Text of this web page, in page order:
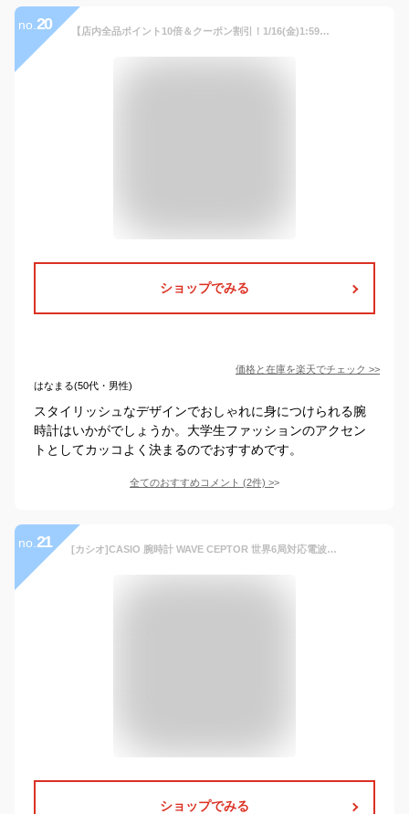
no. 20 【店内全品ポイント10倍＆クーポン割引！1/16(金)1:59迄】腕時計 メンズ クロノグラフ 1年保証 メンズ 腕時計 カレンダー クロノグラフ搭載 45mm ミディアムフェイス 腕時計 W0813 W0705 AOR-A 新生活 プレゼント
ショップでみる
価格と在庫を楽天でチェック >>
はなまる(50代・男性)
スタイリッシュなデザインでおしゃれに身につけられる腕
時計はいかがでしょうか。大学生ファッションのアクセン
トとしてカッコよく決まるのでおすすめです。
全てのおすすめコメント (2件) >
no. 21 [カシオ]CASIO 腕時計 WAVE CEPTOR 世界6局対応電波ソーラー WVA-M630L-1A2JF メンズ
ショップでみる